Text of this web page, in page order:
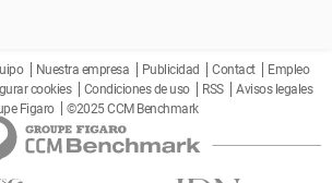
Nuestra empresa Publicidad Contact
Empleo
cookies Condiciones de uso RSS
Avisos legales
Figaro
©2025 CCM Benchmark